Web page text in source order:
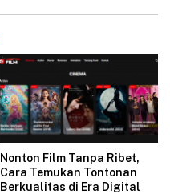
Nonton Film Tanpa Ribet,
Cara Temukan Tontonan
Berkualitas di Era Digital